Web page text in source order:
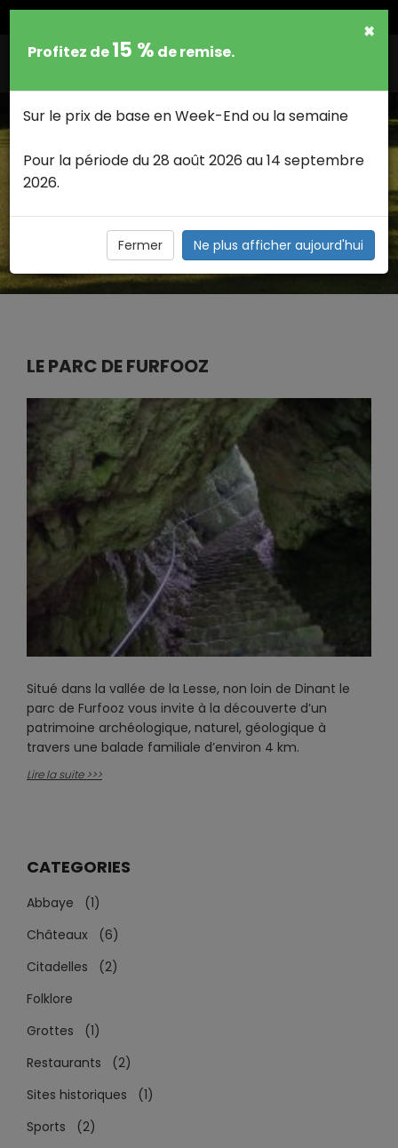
SITES À DÉCOUVRIR >
Les activites - attractions Sites à Découvrir
LE PARC DE FURFOOZ
Situé dans la vallée de la Lesse, non loin de Dinant le
parc de Furfooz vous invite à la découverte d’un
patrimoine archéologique, naturel, géologique à
travers une balade familiale d’environ 4 km.
Lire la suite >>>
CATEGORIES
Abbaye (1)
Châteaux (6)
Citadelles (2)
Folklore
Grottes (1)
Restaurants (2)
Sites historiques (1)
Sports (2)
×
Profitez de15 % de remise.
Sur le prix de base en Week-End ou la semaine
Pour la période du 28 août 2026 au 14 septembre
2026.
Fermer Ne plus afficher aujourd'hui